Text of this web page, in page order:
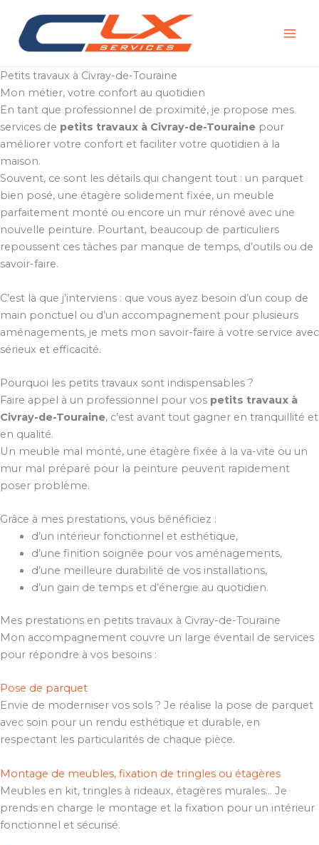
contenu
Petits travaux à Civray-de-Touraine
Mon métier, votre confort au quotidien
En tant que professionnel de proximité, je propose mes
services de petits travaux à Civray-de-Touraine pour
améliorer votre confort et faciliter votre quotidien à la
maison.
Souvent, ce sont les détails qui changent tout : un parquet
bien posé, une étagère solidement fixée, un meuble
parfaitement monté ou encore un mur rénové avec une
nouvelle peinture. Pourtant, beaucoup de particuliers
repoussent ces tâches par manque de temps, d’outils ou de
savoir-faire.
C’est là que j’interviens : que vous ayez besoin d’un coup de
main ponctuel ou d’un accompagnement pour plusieurs
aménagements, je mets mon savoir-faire à votre service avec
sérieux et efficacité.
Pourquoi les petits travaux sont indispensables ?
Faire appel à un professionnel pour vos petits travaux à
Civray-de-Touraine, c’est avant tout gagner en tranquillité et
en qualité.
Un meuble mal monté, une étagère fixée à la va-vite ou un
mur mal préparé pour la peinture peuvent rapidement
poser problème.
Grâce à mes prestations, vous bénéficiez :
d’un intérieur fonctionnel et esthétique,
d’une finition soignée pour vos aménagements,
d’une meilleure durabilité de vos installations,
d’un gain de temps et d’énergie au quotidien.
Mes prestations en petits travaux à Civray-de-Touraine
Mon accompagnement couvre un large éventail de services
pour répondre à vos besoins :
Pose de parquet
Envie de moderniser vos sols ? Je réalise la pose de parquet
avec soin pour un rendu esthétique et durable, en
respectant les particularités de chaque pièce.
Montage de meubles, fixation de tringles ou étagères
Meubles en kit, tringles à rideaux, étagères murales… Je
prends en charge le montage et la fixation pour un intérieur
fonctionnel et sécurisé.